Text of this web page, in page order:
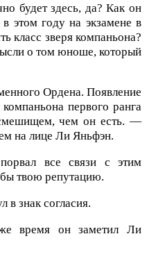
будет здесь, да? Как он
в этом году на экзамене в
класс зверя компаньона?
о том юноше, который
Ордена. Появление
первого ранга
чем он есть. —
на лице Ли Яньфэн.
все связи с этим
твою репутацию.
знак согласия.
время он заметил Ли